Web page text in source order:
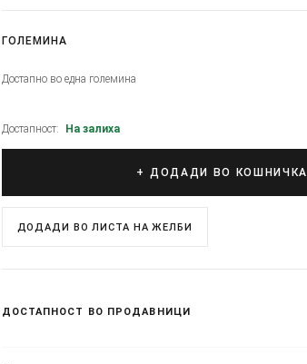
ГОЛЕМИНА
Достапно во една големина
Достапност: На залиха
+ ДОДАДИ ВО КОШНИЧКА
ДОДАДИ ВО ЛИСТА НА ЖЕЛБИ
ДОСТАПНОСТ ВО ПРОДАВНИЦИ